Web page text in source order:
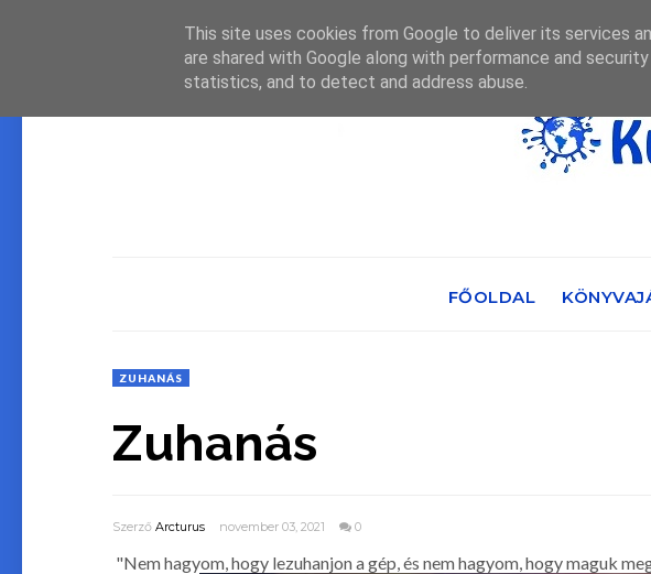
FŐOLDAL
ZUHANÁS
Zuhanás
Szerző Arcturus november 03, 2021 0
"Nem hagyom, hogy lezuhanjon a gép, és nem hagyom, hogy maguk
This site uses cookies from Google to deliver its services
are shared with Google along with performance and
statistics, and to detect and address abuse.